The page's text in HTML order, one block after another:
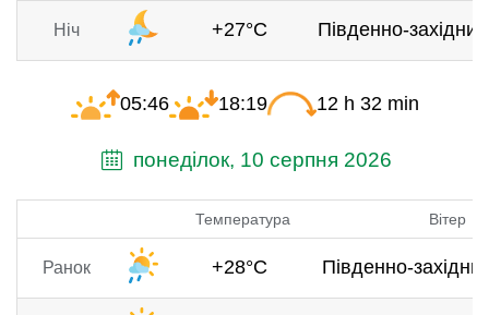
Ніч +27°C Південно-
05:46 18:19 12 h 32 min
понеділок, 10 серпня 2026
Температура Вітер
Ранок +28°C Південно-